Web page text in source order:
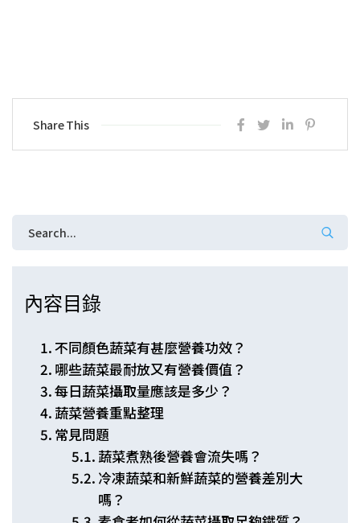
Share This
內容目錄
不同顏色蔬菜有甚麼營養功效？
哪些蔬菜最耐放又有營養價值？
每日蔬菜攝取量應該是多少？
蔬菜營養重點整理
常見問題
蔬菜煮熟後營養會流失嗎？
冷凍蔬菜和新鮮蔬菜的營養差別大
嗎？